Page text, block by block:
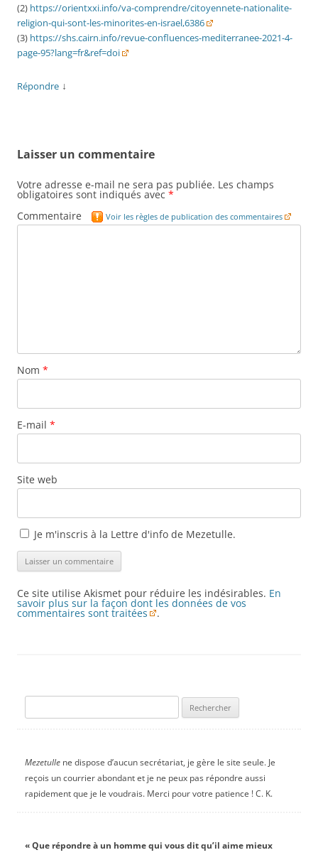
(2) https://orientxxi.info/va-comprendre/citoyennete-nationalite-
religion-qui-sont-les-minorites-en-israel,6386
(3) https://shs.cairn.info/revue-confluences-mediterranee-2021-4-
page-95?lang=fr&ref=doi
Répondre ↓
Laisser un commentaire
Votre adresse e-mail ne sera pas publiée. Les champs
obligatoires sont indiqués avec *
Commentaire
Voir les règles de publication des commentaires
Nom *
E-mail *
Site web
Je m'inscris à la Lettre d'info de Mezetulle.
Ce site utilise Akismet pour réduire les indésirables. En
savoir plus sur la façon dont les données de vos
commentaires sont traitées .
Mezetullene dispose d’aucun secrétariat, je gère le site seule. Je
reçois un courrier abondant et je ne peux pas répondre aussi
rapidement que je le voudrais. Merci pour votre patience ! C. K.
« Que répondre à un homme qui vous dit qu’il aime mieux